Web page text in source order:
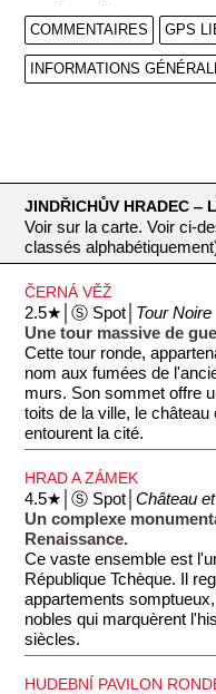
COMMENTAIRES GPS
INFORMATIONS
JINDŘICHŮV HRADEC ‒
Voir sur la carte. Voir ci-
classés
ČERNÁ VĚŽ
2.5★│Ⓢ Spot│ Tour Noire
Une tour massive de
Cette tour ronde,
nom aux fumées de
murs. Son sommet offre
toits de la ville, le
entourent la cité.
HRAD A ZÁMEK
4.5★│Ⓢ Spot│Château
Un complexe
Renaissance.
Ce vaste ensemble est
République Tchèque. Il
appartements
nobles qui marquèrent
siècles.
HUDEBNÍ PAVILON